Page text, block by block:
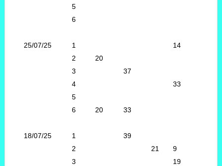
5
6
25/07/25 1
14
2
20
3
37
4
33
5
6
20 33
18/07/25 1 39
2
21
9
3
19